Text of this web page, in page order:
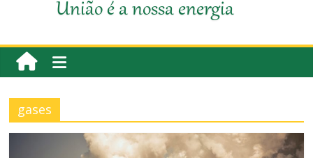
União é a nossa energia
gases